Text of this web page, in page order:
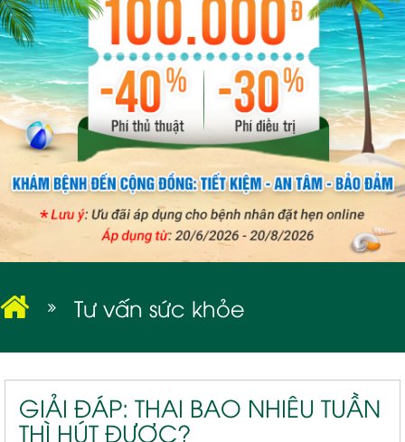
Tư vấn sức khỏe
GIẢI ĐÁP: THAI BAO NHIÊU TUẦN
THÌ HÚT ĐƯỢC?